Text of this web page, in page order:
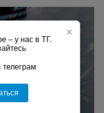
×
– у нас в ТГ.